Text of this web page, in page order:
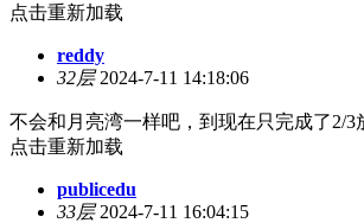
点击重新加载
reddy
32层2024-7-11 14:18:06
不会和月亮湾一样吧，到现在只完成了2/3
点击重新加载
publicedu
33层2024-7-11 16:04:15